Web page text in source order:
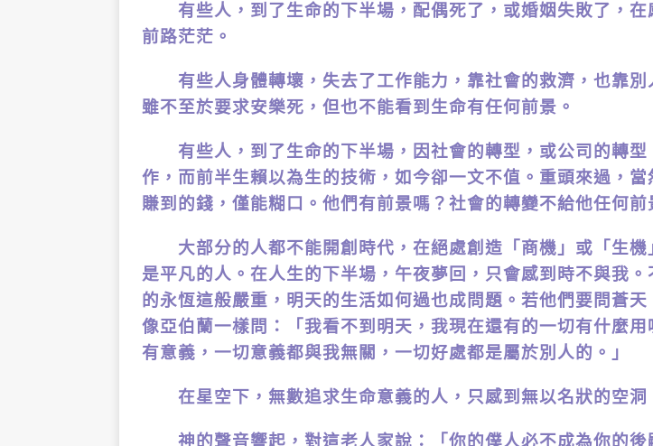
有些人，到了生命的下半場，配偶死了，或婚姻失敗了，在
前路茫茫。
有些人身體轉壞，失去了工作能力，靠社會的救濟，也靠別
雖不至於要求安樂死，但也不能看到生命有任何前景。
有些人，到了生命的下半場，因社會的轉型，或公司的轉型
作，而前半生賴以為生的技術，如今卻一文不值。重頭來過，當
賺到的錢，僅能糊口。他們有前景嗎？社會的轉變不給他任何前
大部分的人都不能開創時代，在絕處創造「商機」或「生機
是平凡的人。在人生的下半場，午夜夢回，只會感到時不與我。
的永恆這般嚴重，明天的生活如何過也成問題。若他們要問蒼天
像亞伯蘭一樣問：「我看不到明天，我現在還有的一切有什麼用
有意義，一切意義都與我無關，一切好處都是屬於別人的。」
在星空下，無數追求生命意義的人，只感到無以名狀的空洞
神的聲音響起，對這老人家說：「你的僕人必不成為你的後